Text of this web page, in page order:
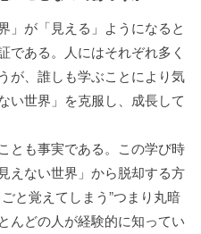
」が「見える」ようになると
である。人にはそれぞれ多く
が、誰しも学ぶことにより気
い世界」を克服し、成長して
とも事実である。この学び時
えない世界」から脱却する方
と覚えてしまう”つまり丸暗
んどの人が経験的に知ってい